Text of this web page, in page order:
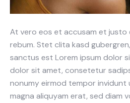
At vero eos et accusam et justo
rebum. Stet clita kasd
sanctus est Lorem ipsum dolor
dolor sit amet, consetetur
nonumy eirmod tempor
magna aliquyam erat, sed diam